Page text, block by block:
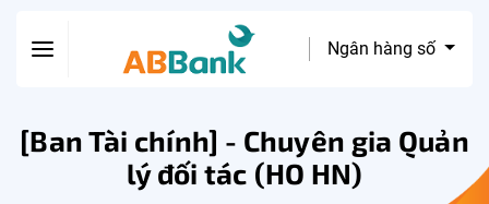
Ngân hàng số
[Ban Tài chính] - Chuyên gia Quản
lý đối tác (HO HN)